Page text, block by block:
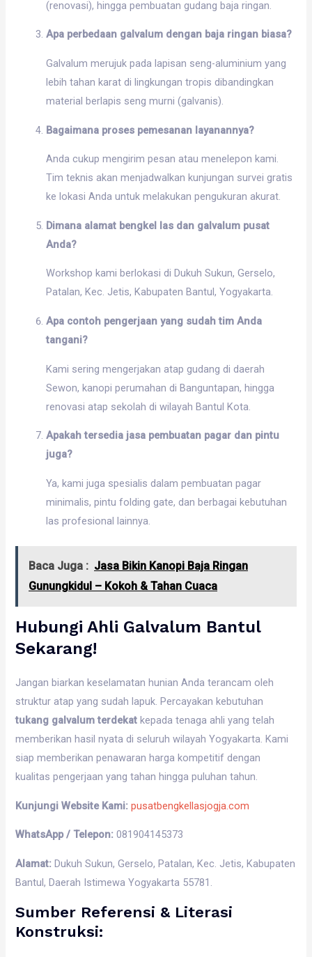
(renovasi), hingga pembuatan gudang baja ringan.
Apa perbedaan galvalum dengan baja ringan biasa?
Galvalum merujuk pada lapisan seng-aluminium yang
lebih tahan karat di lingkungan tropis dibandingkan
material berlapis seng murni (galvanis).
Bagaimana proses pemesanan layanannya?
Anda cukup mengirim pesan atau menelepon kami.
Tim teknis akan menjadwalkan kunjungan survei gratis
ke lokasi Anda untuk melakukan pengukuran akurat.
Dimana alamat bengkel las dan galvalum pusat
Anda?
Workshop kami berlokasi di Dukuh Sukun, Gerselo,
Patalan, Kec. Jetis, Kabupaten Bantul, Yogyakarta.
Apa contoh pengerjaan yang sudah tim Anda
tangani?
Kami sering mengerjakan atap gudang di daerah
Sewon, kanopi perumahan di Banguntapan, hingga
renovasi atap sekolah di wilayah Bantul Kota.
Apakah tersedia jasa pembuatan pagar dan pintu
juga?
Ya, kami juga spesialis dalam pembuatan pagar
minimalis, pintu folding gate, dan berbagai kebutuhan
las profesional lainnya.
Baca Juga : Jasa Bikin Kanopi Baja Ringan
Gunungkidul – Kokoh & Tahan Cuaca
Hubungi Ahli Galvalum Bantul
Sekarang!
Jangan biarkan keselamatan hunian Anda terancam oleh
struktur atap yang sudah lapuk. Percayakan kebutuhan
tukang galvalum terdekat kepada tenaga ahli yang telah
memberikan hasil nyata di seluruh wilayah Yogyakarta. Kami
siap memberikan penawaran harga kompetitif dengan
kualitas pengerjaan yang tahan hingga puluhan tahun.
Kunjungi Website Kami: pusatbengkellasjogja.com
WhatsApp / Telepon: 081904145373
Alamat: Dukuh Sukun, Gerselo, Patalan, Kec. Jetis, Kabupaten
Bantul, Daerah Istimewa Yogyakarta 55781.
Sumber Referensi & Literasi
Konstruksi: